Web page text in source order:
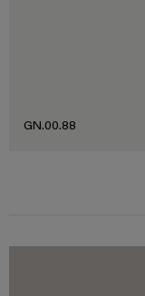
GN.00.88